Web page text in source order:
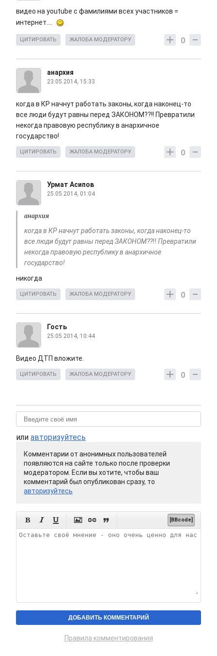
видео на youtube c фамилиями всех участников =
интернет....
0
ЦИТИРОВАТЬ ЖАЛОБА МОДЕРАТОРУ
анархия
23.05.2014, 15:33
когда в КР начнут работать законы, когда наконец-то
все люди будут равны перед ЗАКОНОМ??!! Превратили
некогда правовую республику в анархичное
государство!
0
ЦИТИРОВАТЬ ЖАЛОБА МОДЕРАТОРУ
Урмат Асипов
25.05.2014, 01:04
анархия
когда в КР начнут работать законы, когда наконец-то
все люди будут равны перед ЗАКОНОМ??!! Превратили
некогда правовую республику в анархичное
государство!
никогда
0
ЦИТИРОВАТЬ ЖАЛОБА МОДЕРАТОРУ
Гость
25.05.2014, 10:44
Видео ДТП вложите.
0
ЦИТИРОВАТЬ ЖАЛОБА МОДЕРАТОРУ
или авторизуйтесь
Комментарии от анонимных пользователей
появляются на сайте только после проверки
модератором. Если вы хотите, чтобы ваш
комментарий был опубликован сразу, то
авторизуйтесь
      [BBcode]
Правила комментирования